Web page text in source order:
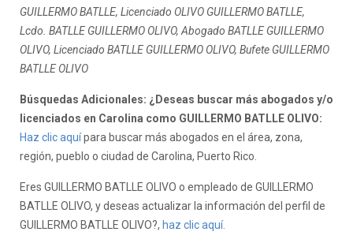
GUILLERMO BATLLE, Licenciado OLIVO GUILLERMO BATLLE,
Lcdo. BATLLE GUILLERMO OLIVO, Abogado BATLLE GUILLERMO
OLIVO, Licenciado BATLLE GUILLERMO OLIVO, Bufete GUILLERMO
BATLLE OLIVO
Búsquedas Adicionales: ¿Deseas buscar más abogados y/o
licenciados en Carolina como GUILLERMO BATLLE OLIVO:
Haz clic aquípara buscar más abogados en el área, zona,
región, pueblo o ciudad de Carolina, Puerto Rico.
Eres GUILLERMO BATLLE OLIVO o empleado de GUILLERMO
BATLLE OLIVO, y deseas actualizar la información del perfil de
GUILLERMO BATLLE OLIVO?, haz clic aquí.